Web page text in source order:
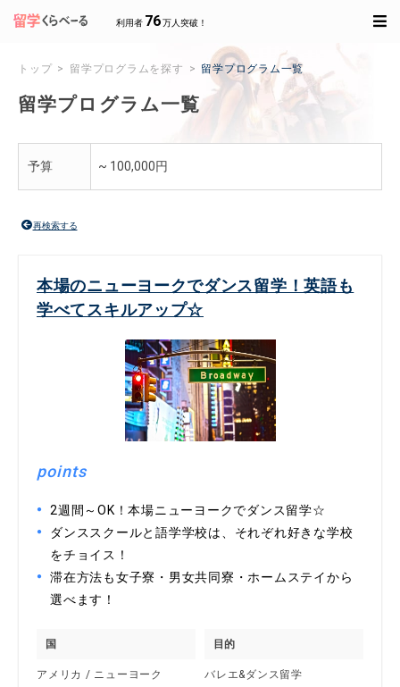
利用者 76万人突破！
トップ 留学プログラムを探す 留学プログラム一覧
留学プログラム一覧
予算 ~ 100,000円
再検索する
本場のニューヨークでダンス留学！英語も
学べてスキルアップ☆
points
2週間～OK！本場ニューヨークでダンス留学☆
ダンススクールと語学学校は、それぞれ好きな学校
をチョイス！
滞在方法も女子寮・男女共同寮・ホームステイから
選べます！
国
アメリカ / ニューヨーク
目的
バレエ&ダンス留学